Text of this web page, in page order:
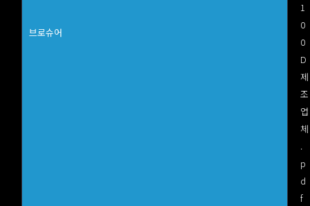
브로슈어
1
0
0
D
제
조
업
체
.
p
d
f